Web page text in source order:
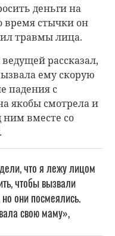
деньги на
время стычки он
травмы лица.
рассказал,
ему скорую
падения с
якобы смотрела и
ним вместе со
что я лежу лицом
чтобы вызвали
они посмеялись.
свою маму»,